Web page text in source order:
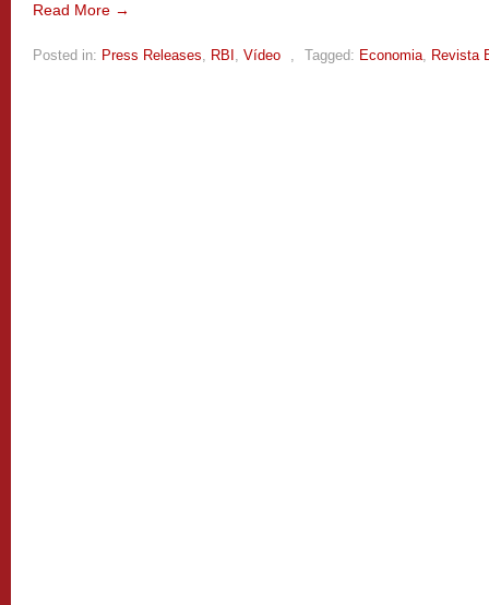
Read More →
Posted in: Press Releases, RBI , Vídeo , Tagged: Economia, Revista